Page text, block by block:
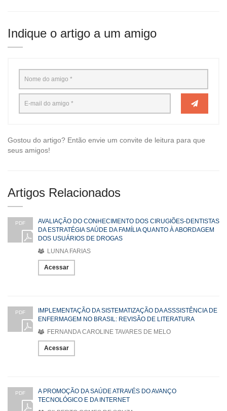
Indique o artigo a um amigo
Gostou do artigo? Então envie um convite de leitura para que
seus amigos!
Artigos Relacionados
PDF
AVALIAÇÃO DO CONHECIMENTO DOS CIRUGIÕES-DENTISTAS
DA ESTRATÉGIA SAÚDE DA FAMÍLIA QUANTO À ABORDAGEM
DOS USUÁRIOS DE DROGAS
LUNNA FARIAS
Acessar
PDF
IMPLEMENTAÇÃO DA SISTEMATIZAÇÃO DA ASSSISTÊNCIA DE
ENFERMAGEM NO BRASIL: REVISÃO DE LITERATURA
FERNANDA CAROLINE TAVARES DE MELO
Acessar
PDF
A PROMOÇÃO DA SAÚDE ATRAVÉS DO AVANÇO
TECNOLÓGICO E DA INTERNET